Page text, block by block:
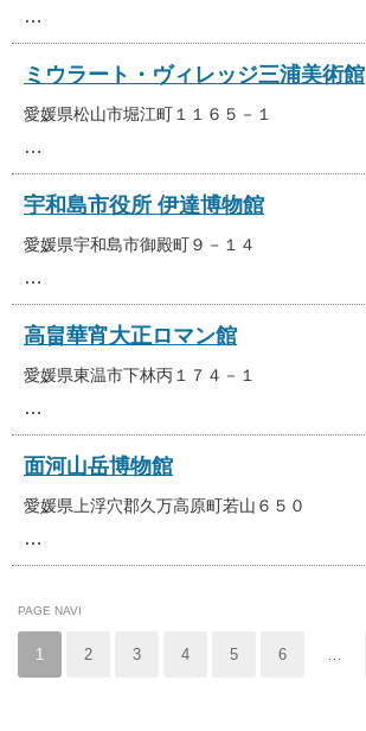
…
ミウラート・ヴィレッジ三浦美術館
愛媛県松山市堀江町１１６５－１
…
宇和島市役所 伊達博物館
愛媛県宇和島市御殿町９－１４
…
高畠華宵大正ロマン館
愛媛県東温市下林丙１７４－１
…
面河山岳博物館
愛媛県上浮穴郡久万高原町若山６５０
…
PAGE NAVI
1 2 3 4 5 6 …